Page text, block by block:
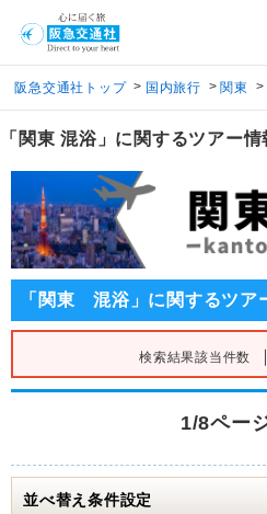
阪急交通社トップ > 国内旅行 > 関東 >
「関東 混浴」に関するツアー
「関東 混浴」に関するツア
検索結果該当件数 ｜
1/8ペー
並べ替え条件設定